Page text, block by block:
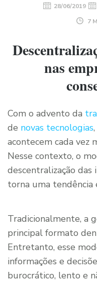
28/06/2019
7
nas
Com o advento da
de novas tecnologias
acontecem cada vez
Nesse contexto, o
descentralização das
torna uma tendência
Tradicionalmente, a
principal formato
Entretanto, esse
informações e
burocrático, lento e